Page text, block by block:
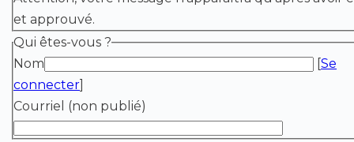
et approuvé.
Qui êtes-vous ?
Nom
[Se
connecter]
Courriel (non publié)